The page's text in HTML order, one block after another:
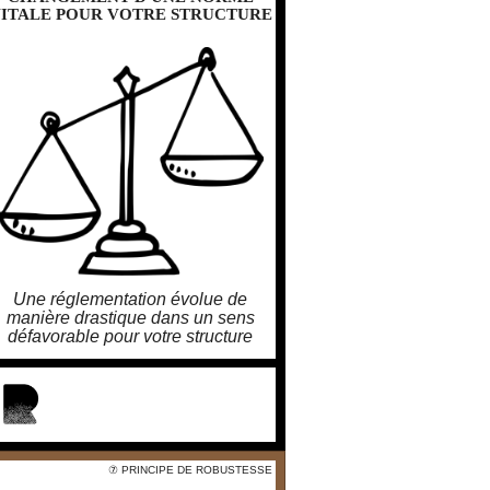
POUR VOTRE STRUCTURE
Une réglementation évolue de
manière drastique dans un sens
défavorable pour votre structure
POUR VOTRE STRUCTURE
⑦ PRINCIPE DE ROBUSTESSE
DE ROBUSTESSE